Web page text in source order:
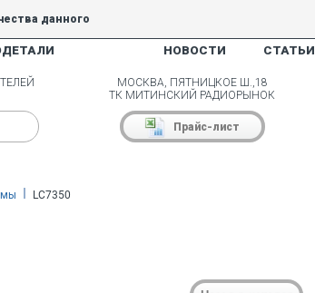
данного
НОВОСТИ СТАТЬИ
МОСКВА, ПЯТНИЦКОЕ Ш.,18
ТК МИТИНСКИЙ РАДИОРЫНОК
Прайс-лист
LC7350